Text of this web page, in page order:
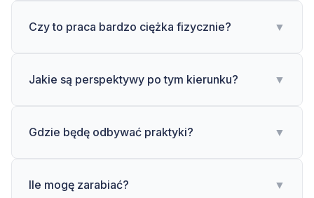
Czy to praca bardzo ciężka fizycznie? ▼
Jakie są perspektywy po tym kierunku? ▼
Gdzie będę odbywać praktyki? ▼
Ile mogę zarabiać? ▼